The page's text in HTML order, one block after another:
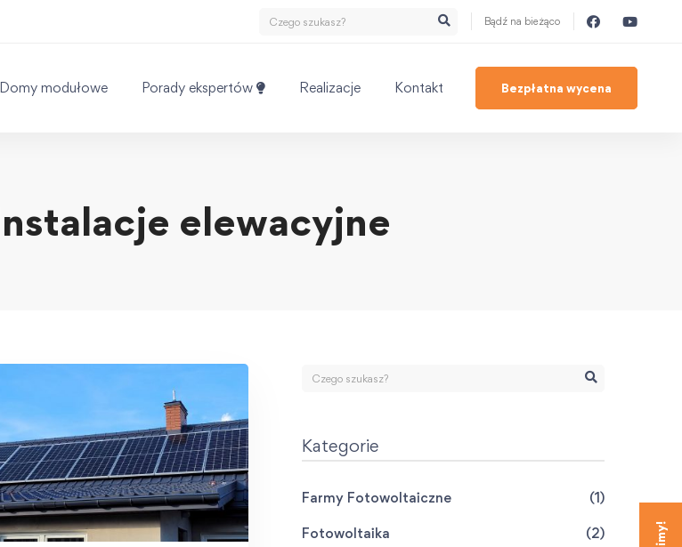
Bądź na bieżąco
Domy modułowe Porady ekspertów Realizacje Kontakt Bezpłatna wycena
elewacyjne
Kategorie
Farmy Fotowoltaiczne (1)
Fotowoltaika (2)